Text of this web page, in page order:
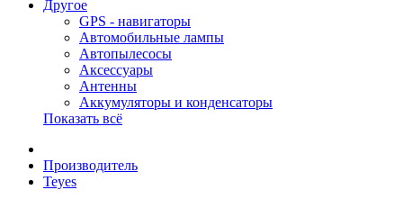
Другое
GPS - навигаторы
Автомобильные лампы
Автопылесосы
Аксессуары
Антенны
Аккумуляторы и конденсаторы
Показать всё
Производитель
Teyes